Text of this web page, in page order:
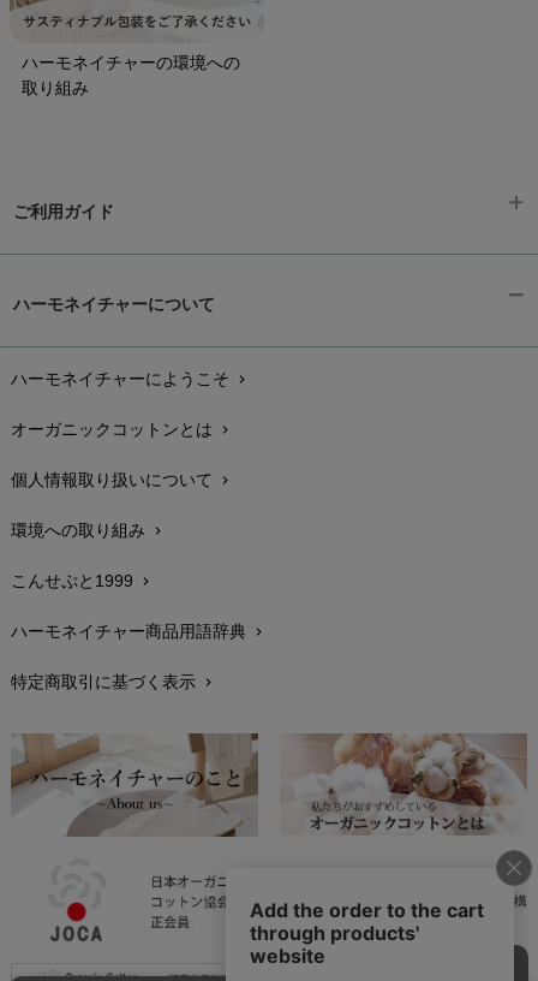
ハーモネイチャーの環境への
取り組み
ご利用ガイド
配送と送料chevron_right
在庫状況と発送予定chevron_right
サイズ・寸法chevron_right
生地・素材chevron_right
お手入れについて
レビューを書こうchevron_right
返品交換chevron_right
FAXでのご注文
お問い合わせ chevron_right
ハーモネイチャーについて
ハーモネイチャーにようこそ chevron_right
オーガニックコットンとは chevron_right
個人情報取り扱いについて chevron_right
環境への取り組み chevron_right
こんせぷと1999 chevron_right
ハーモネイチャー商品用語辞典 chevron_right
特定商取引に基づく表示 chevron_right